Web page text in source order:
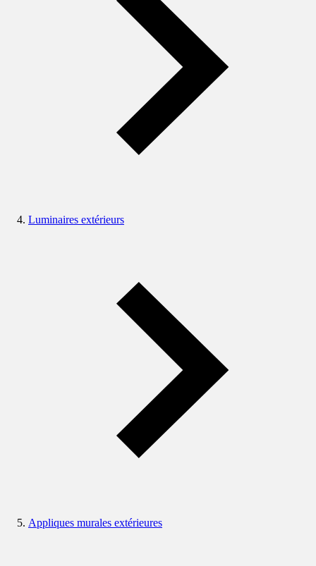
Luminaires extérieurs
Appliques murales extérieures